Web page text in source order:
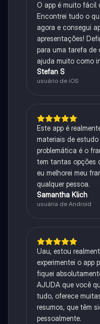
O app é muito fácil
Encontrei tudo o
agora e consegui
apresentações!
para uma tarefa de
ajuda muito como
Stefan S
usuário de iOS
Este app é
materiais de
problemática é o
tem tantas opções
eu melhorei meu
qualquer pessoa.
Samantha Klich
usuária de Android
Uau, estou
experimentei o app
fiquei
AJUDA que você
tudo, oferece
resumos, que têm
pessoalmente.